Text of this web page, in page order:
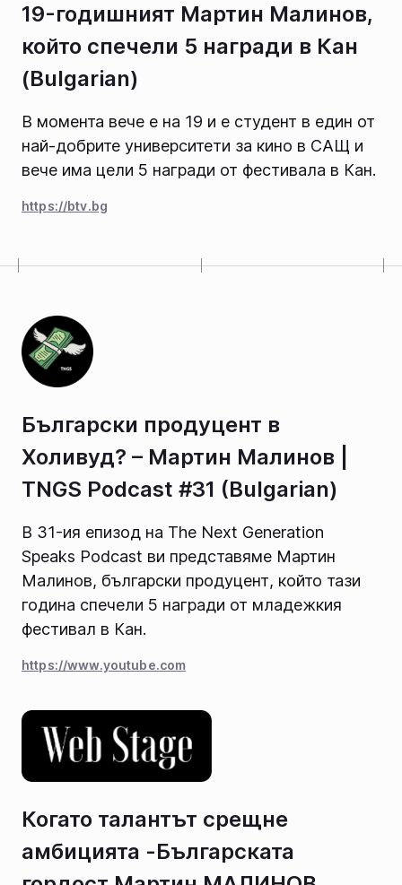
19-годишният Мартин Малинов,
който спечели 5 награди в Кан
(Bulgarian)
В момента вече е на 19 и е студент в един от
най-добрите университети за кино в САЩ и
вече има цели 5 награди от фестивала в Кан.
https://btv.bg
Български продуцент в
Холивуд? – Мартин Малинов |
TNGS Podcast #31 (Bulgarian)
В 31-ия епизод на The Next Generation
Speaks Podcast ви представяме Мартин
Малинов, български продуцент, който тази
година спечели 5 награди от младежкия
фестивал в Кан.
https://www.youtube.com
Когато талантът срещне
амбицията -Българската